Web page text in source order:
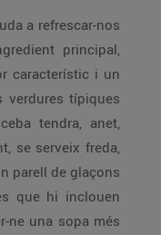
a refrescar-nos
principal,
característic i un
verdures típiques
tendra, anet,
se serveix freda,
parell de glaçons
que hi inclouen
ne una sopa més